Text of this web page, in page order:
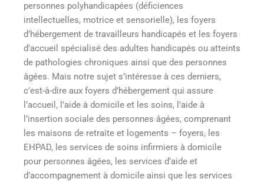
personnes polyhandicapées (déficiences
intellectuelles, motrice et sensorielle), les foyers
d’hébergement de travailleurs handicapés et les foyers
d’accueil spécialisé des adultes handicapés ou atteints
de pathologies chroniques ainsi que des personnes
âgées. Mais notre sujet s’intéresse à ces derniers,
c’est-à-dire aux foyers d’hébergement qui assure
l’accueil, l’aide à domicile et les soins, l’aide à
l’insertion sociale des personnes âgées, comprenant
les maisons de retraite et logements – foyers, les
EHPAD, les services de soins infirmiers à domicile
pour personnes âgées, les services d’aide et
d’accompagnement à domicile ainsi que les services